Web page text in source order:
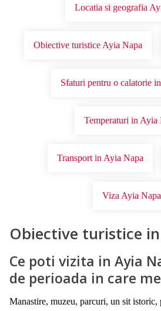
Locatia si geografia
Obiective turistice Ayia Napa
Sfaturi pentru o calatorie
Temperaturi in Ayia
Transport in Ayia Napa
Viza Ayia Napa
Obiective turistice
Ce poti vizita in Ayia
de perioada in care
Manastire, muzeu, parcuri, un sit istoric,